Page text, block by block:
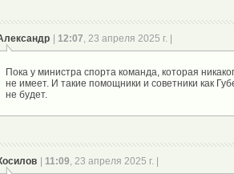
12:07, 23 апреля 2025 г. |
Пока у министра спорта команда, которая
не имеет. И такие помощники и советники как
11:09, 23 апреля 2025 г. |